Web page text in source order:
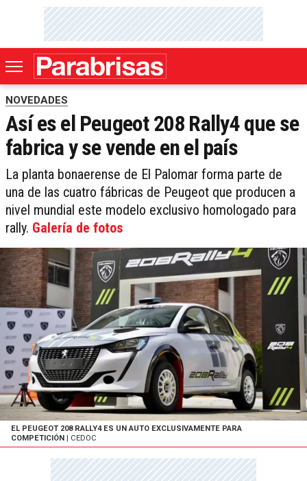
NOVEDADES
Así es el Peugeot 208 Rally4 que se
fabrica y se vende en el país
La planta bonaerense de El Palomar forma parte de
una de las cuatro fábricas de Peugeot que producen a
nivel mundial este modelo exclusivo homologado para
rally. Galería de fotos
EL PEUGEOT 208 RALLY4 ES UN AUTO EXCLUSIVAMENTE PARA
COMPETICIÓN
| CEDOC